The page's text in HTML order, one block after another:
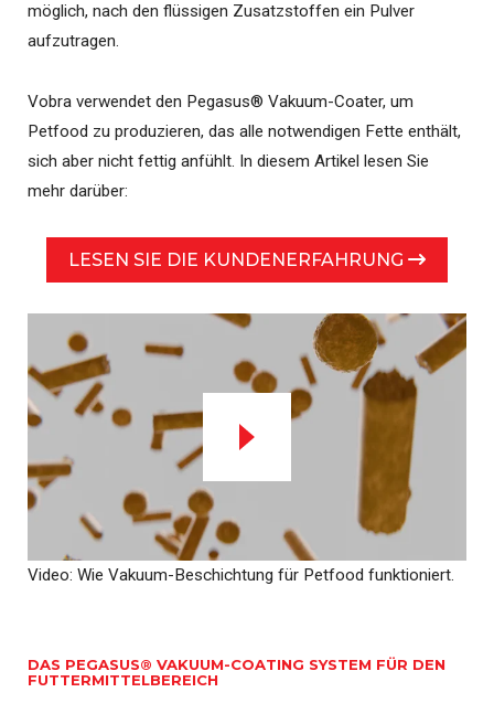
möglich, nach den flüssigen Zusatzstoffen ein Pulver
aufzutragen.
Vobra verwendet den Pegasus® Vakuum-Coater, um
Petfood zu produzieren, das alle notwendigen Fette enthält,
sich aber nicht fettig anfühlt. In diesem Artikel lesen Sie
mehr darüber:
LESEN SIE DIE KUNDENERFAHRUNG
Video: Wie Vakuum-Beschichtung für Petfood funktioniert.
DAS PEGASUS® VAKUUM-COATING SYSTEM FÜR DEN
FUTTERMITTELBEREICH